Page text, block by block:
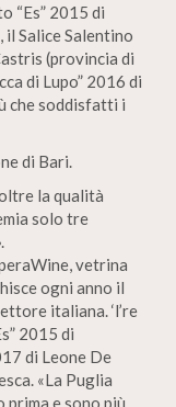
“Es” 2015 di
Salice Salentino
(provincia di
di Lupo” 2016 di
che soddisfatti i
di Bari.
la qualità
solo tre
vetrina
ogni anno il
italiana. ‘l’re
2015 di
di Leone De
«La Puglia
e sono più